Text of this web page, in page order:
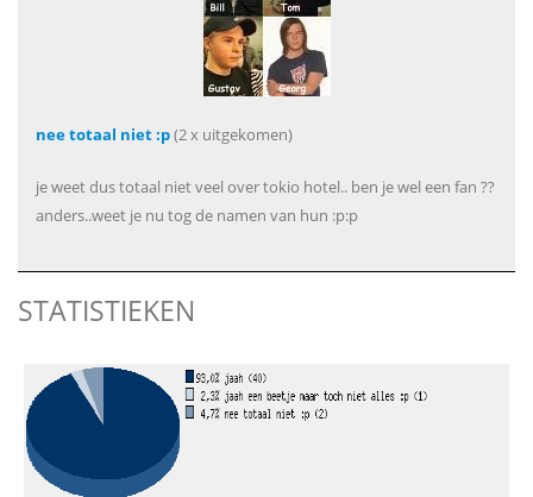
nee totaal niet :p(2 x uitgekomen)
je weet dus totaal niet veel over tokio hotel.. ben je wel een fan ??
anders..weet je nu tog de namen van hun :p:p
STATISTIEKEN